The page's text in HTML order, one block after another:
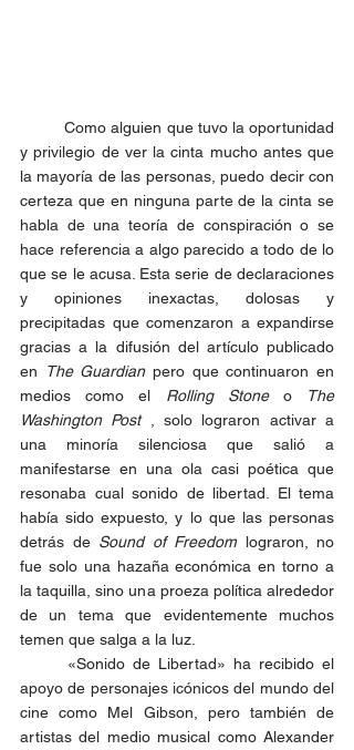
	Como alguien que tuvo la oportunidad
y privilegio de ver la cinta mucho antes que
la mayoría de las personas, puedo decir con
certeza que en ninguna parte de la cinta se
habla de una teoría de conspiración o se
hace referencia a algo parecido a todo de lo
que se le acusa. Esta serie de declaraciones
y opiniones inexactas, dolosas y
precipitadas que comenzaron a expandirse
gracias a la difusión del artículo publicado
en
The Guardian pero que continuaron en
medios como el Rolling Stone o
The
Washington Post , solo lograron activar a
una minoría silenciosa que salió a
manifestarse en una ola casi poética que
resonaba cual sonido de libertad. El tema
había sido expuesto, y lo que las personas
detrás de Sound of Freedom lograron, no
fue solo una hazaña económica en torno a
la taquilla, sino una proeza política alrededor
de un tema que evidentemente muchos
temen que salga a la luz.
apoyo de personajes icónicos del mundo del
cine como Mel Gibson, pero también de
artistas del medio musical como Alexander